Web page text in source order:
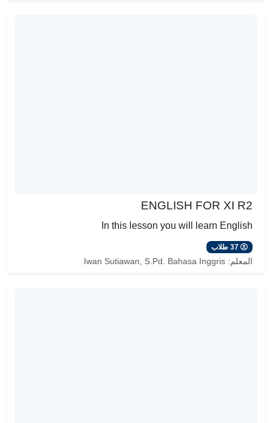
ENGLISH FOR XI R2
In this lesson you will learn English
37 طلاب
المعلم: Iwan Sutiawan, S.Pd. Bahasa Inggris